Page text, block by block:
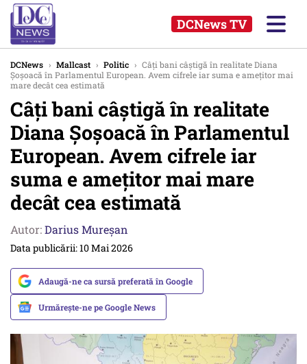
DCNews TV
DCNews › Mallcast › Politic › Câți bani câștigă în realitate Diana
Șoșoacă în Parlamentul European. Avem cifrele iar suma e amețitor mai
mare decât cea estimată
Câți bani câștigă în realitate
Diana Șoșoacă în Parlamentul
European. Avem cifrele iar
suma e amețitor mai mare
decât cea estimată
Autor:Darius Mureșan
Data publicării: 10 Mai 2026
Adaugă-ne ca sursă preferată în Google
Urmărește-ne pe Google News